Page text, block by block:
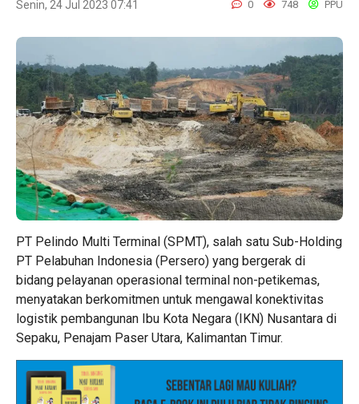
Senin, 24 Jul 2023 07:41 0 748 PPU
PT Pelindo Multi Terminal (SPMT), salah satu Sub-Holding
PT Pelabuhan Indonesia (Persero) yang bergerak di
bidang pelayanan operasional terminal non-petikemas,
menyatakan berkomitmen untuk mengawal konektivitas
logistik pembangunan Ibu Kota Negara (IKN) Nusantara di
Sepaku, Penajam Paser Utara, Kalimantan Timur.